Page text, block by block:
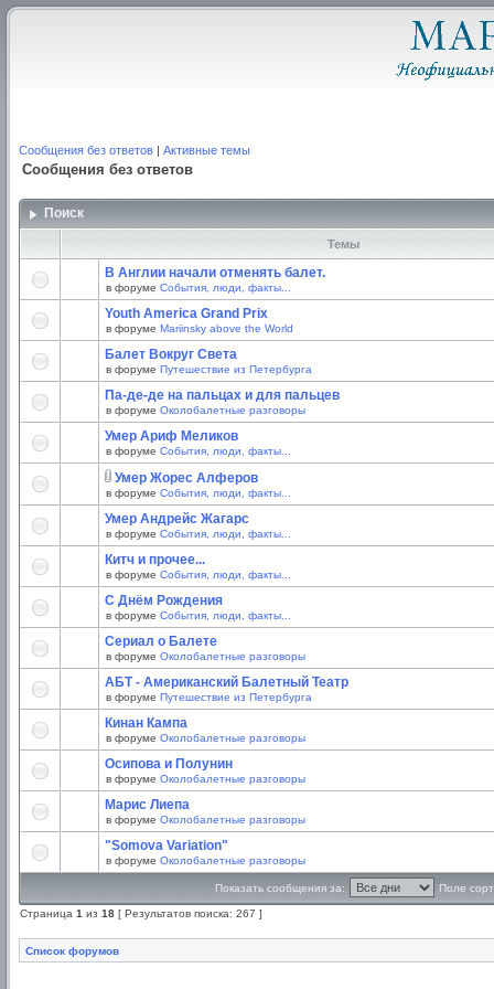
Сообщения без ответов | Активные темы
Сообщения без ответов
Поиск
Темы
В Англии начали отменять балет.
в форуме События, люди, факты...
Youth America Grand Prix
в форуме Mariinsky above the World
Балет Вокруг Света
в форуме Путешествие из Петербурга
Па-де-де на пальцах и для пальцев
в форуме Околобалетные разговоры
Умер Ариф Меликов
в форуме События, люди, факты...
Умер Жорес Алферов
в форуме События, люди, факты...
Умер Андрейс Жагарс
в форуме События, люди, факты...
Китч и прочее...
в форуме События, люди, факты...
С Днём Рождения
в форуме События, люди, факты...
Сериал о Балете
в форуме Околобалетные разговоры
АБТ - Американский Балетный Театр
в форуме Путешествие из Петербурга
Кинан Кампа
в форуме Околобалетные разговоры
Осипова и Полунин
в форуме Околобалетные разговоры
Марис Лиепа
в форуме Околобалетные разговоры
"Somova Variation"
в форуме Околобалетные разговоры
Показать сообщения за: Поле
Страница 1 из 18 [ Результатов поиска: 267 ]
Список форумов